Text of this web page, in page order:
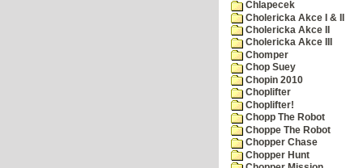
Chlapecek
Cholericka Akce I & II
Cholericka Akce II
Cholericka Akce III
Chomper
Chop Suey
Chopin 2010
Choplifter
Choplifter!
Chopp The Robot
Choppe The Robot
Chopper Chase
Chopper Hunt